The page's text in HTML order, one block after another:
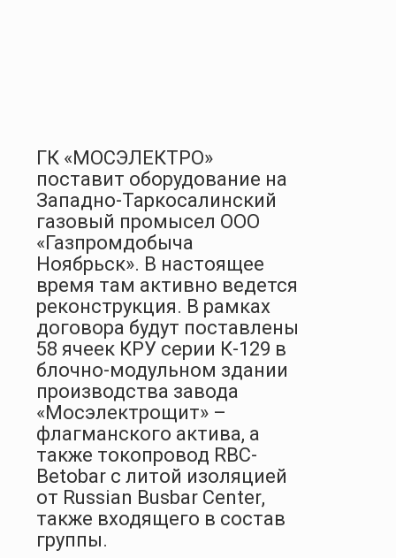
ГК «МОСЭЛЕКТРО»
поставит оборудование на
Западно-Таркосалинский
газовый промысел ООО
«Газпромдобыча
Ноябрьск». В настоящее
время там активно ведется
реконструкция. В рамках
договора будут поставлены
58 ячеек КРУ серии К-129 в
блочно-модульном здании
производства завода
«Мосэлектрощит» –
флагманского актива, а
также токопровод RBC-
Betobar с литой изоляцией
от Russian Busbar Center,
также входящего в состав
группы.